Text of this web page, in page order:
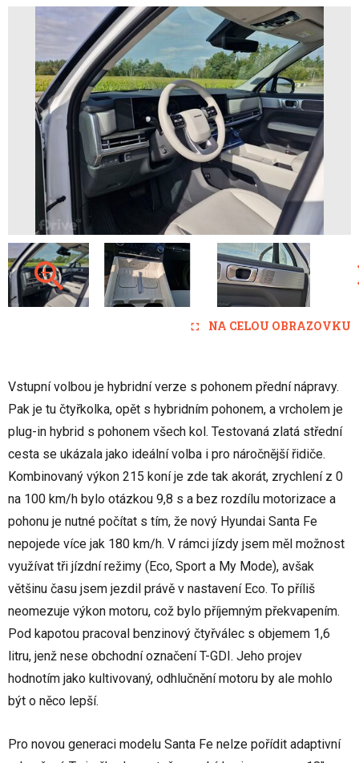
NA CELOU OBRAZOVKU
Vstupní volbou je hybridní verze s pohonem přední nápravy.
Pak je tu čtyřkolka, opět s hybridním pohonem, a vrcholem je
plug-in hybrid s pohonem všech kol. Testovaná zlatá střední
cesta se ukázala jako ideální volba i pro náročnější řidiče.
Kombinovaný výkon 215 koní je zde tak akorát, zrychlení z 0
na 100 km/h bylo otázkou 9,8 s a bez rozdílu motorizace a
pohonu je nutné počítat s tím, že nový Hyundai Santa Fe
nepojede více jak 180 km/h. V rámci jízdy jsem měl možnost
využívat tři jízdní režimy (Eco, Sport a My Mode), avšak
většinu času jsem jezdil právě v nastavení Eco. To příliš
neomezuje výkon motoru, což bylo příjemným překvapením.
Pod kapotou pracoval benzinový čtyřválec s objemem 1,6
litru, jenž nese obchodní označení T-GDI. Jeho projev
hodnotím jako kultivovaný, odhlučnění motoru by ale mohlo
být o něco lepší.
Pro novou generaci modelu Santa Fe nelze pořídit adaptivní